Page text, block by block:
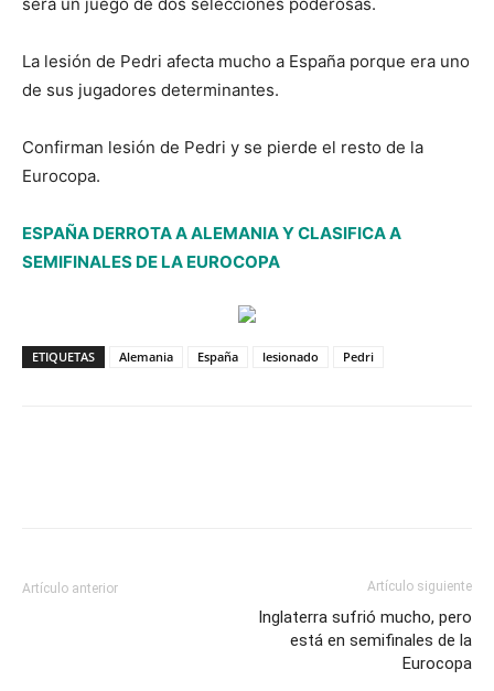
La lesión de Pedri afecta mucho a España porque era uno
de sus jugadores determinantes.
Confirman lesión de Pedri y se pierde el resto de la
Eurocopa.
ESPAÑA DERROTA A ALEMANIA Y CLASIFICA A
SEMIFINALES DE LA EUROCOPA
ETIQUETAS Alemania España lesionado Pedri
Artículo anterior Artículo siguiente
Inglaterra sufrió mucho, pero
está en semifinales de la
Eurocopa